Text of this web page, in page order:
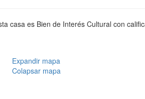
casa es Bien de Interés Cultural con
Expandir mapa
Colapsar mapa